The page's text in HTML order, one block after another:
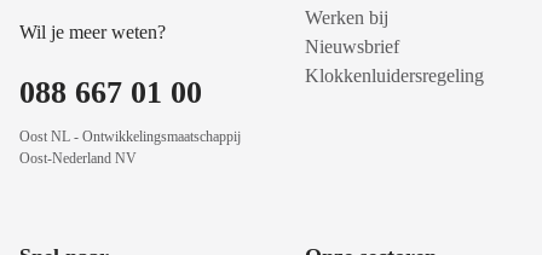
Wil je meer weten?
088 667 01 00
Oost NL - Ontwikkelingsmaatschappij
Oost-Nederland NV
Werken bij
Nieuwsbrief
Klokkenluidersregeling